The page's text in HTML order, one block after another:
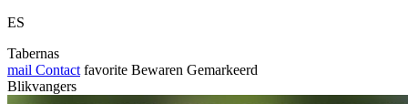
ES
Tabernas
mail Contact favorite Bewaren Gemarkeerd
Blikvangers